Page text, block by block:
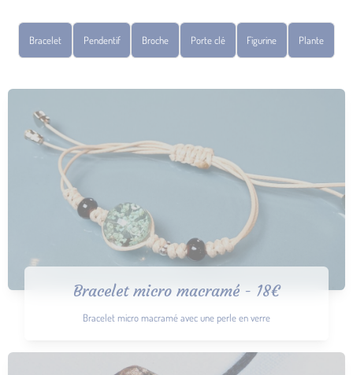
Bracelet Pendentif Broche Porte clé Figurine Plante
Bracelet micro macramé - 18€
Bracelet micro macramé avec une perle en verre